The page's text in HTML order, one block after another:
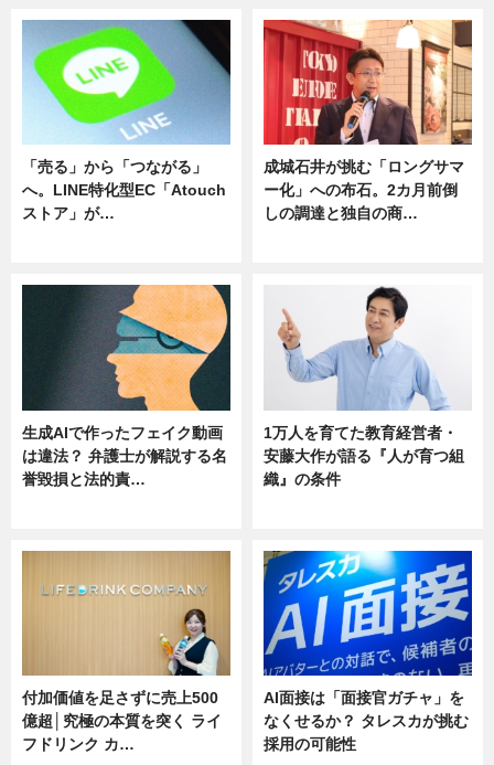
「売る」から「つながる」
へ。LINE特化型EC「Atouch
ストア」が…
成城石井が挑む「ロングサマ
ー化」への布石。2カ月前倒
しの調達と独自の商…
生成AIで作ったフェイク動画
は違法？ 弁護士が解説する名
誉毀損と法的責…
1万人を育てた教育経営者・
安藤大作が語る『人が育つ組
織』の条件
付加価値を足さずに売上500
億超│究極の本質を突く ライ
フドリンク カ…
AI面接は「面接官ガチャ」を
なくせるか？ タレスカが挑む
採用の可能性